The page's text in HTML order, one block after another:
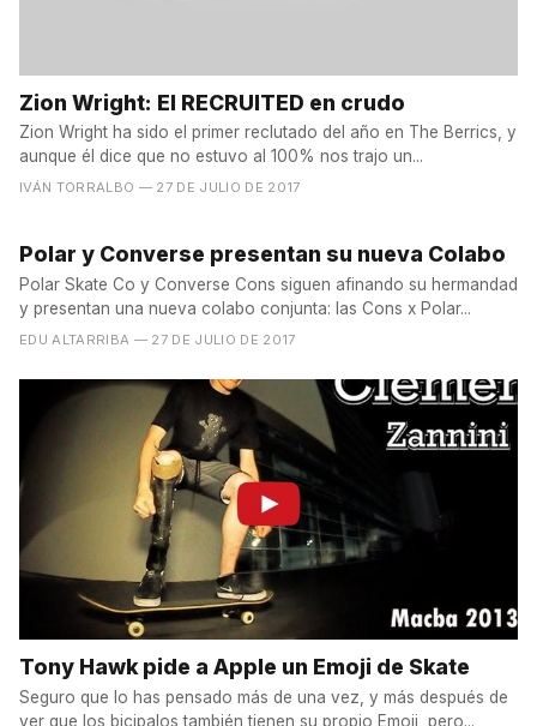
Zion Wright: El RECRUITED en crudo
Zion Wright ha sido el primer reclutado del año en The Berrics, y
aunque él dice que no estuvo al 100% nos trajo un...
IVÁN TORRALBO — 27 DE JULIO DE 2017
Polar y Converse presentan su nueva Colabo
Polar Skate Co y Converse Cons siguen afinando su hermandad
y presentan una nueva colabo conjunta: las Cons x Polar...
EDU ALTARRIBA — 27 DE JULIO DE 2017
Tony Hawk pide a Apple un Emoji de Skate
Seguro que lo has pensado más de una vez, y más después de
ver que los bicipalos también tienen su propio Emoji, pero...